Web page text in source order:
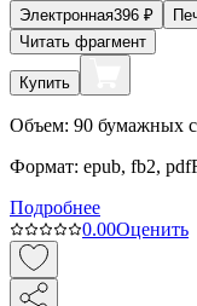
Электронная396 ₽
Читать фрагмент
Купить
Объем: 90 бумажных
Формат: epub, fb2,
Подробнее
0.00Оценить